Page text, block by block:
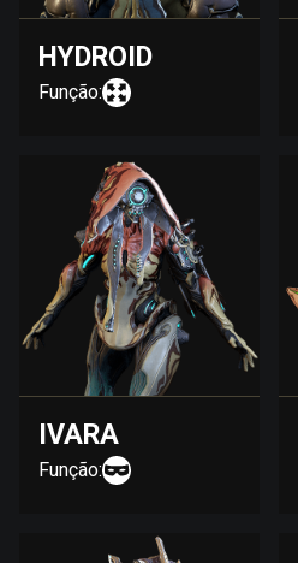
HYDROID
Função:
IVARA
Função: